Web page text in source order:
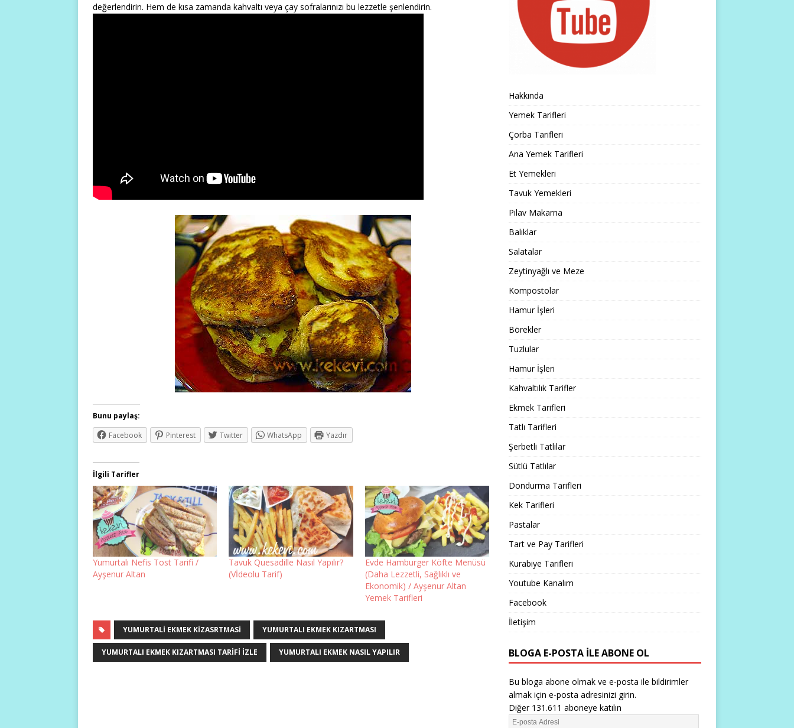
değerlendirin. Hem de kısa zamanda kahvaltı veya çay sofralarınızı bu lezzetle şenlendirin.
Bunu paylaş:
Facebook
Pinterest Twitter WhatsApp Yazdır
İlgili Tarifler
Yumurtalı Nefis Tost Tarifi /
Ayşenur Altan
Tavuk Quesadille Nasıl Yapılır?
(Vİdeolu Tarif)
Evde Hamburger Köfte Menüsü
(Daha Lezzetli, Sağlıklı ve
Ekonomik) / Ayşenur Altan
Yemek Tarifleri
YUMURTALI EKMEK KIZASRTMASI YUMURTALI EKMEK KIZARTMASI
YUMURTALI EKMEK KIZARTMASI TARIFI IZLE YUMURTALI EKMEK NASIL YAPILIR
Hakkında
Yemek Tarifleri
Çorba Tarifleri
Ana Yemek Tarifleri
Et Yemekleri
Tavuk Yemekleri
Pilav Makarna
Balıklar
Salatalar
Zeytinyağlı ve Meze
Kompostolar
Hamur İşleri
Börekler
Tuzlular
Hamur İşleri
Kahvaltılık Tarifler
Ekmek Tarifleri
Tatlı Tarifleri
Şerbetli Tatlılar
Sütlü Tatlılar
Dondurma Tarifleri
Kek Tarifleri
Pastalar
Tart ve Pay Tarifleri
Kurabiye Tarifleri
Youtube Kanalım
Facebook
İletişim
BLOGA E-POSTA ILE ABONE OL
Bu bloga abone olmak ve e-posta ile bildirimler
almak için e-posta adresinizi girin.
Diğer 131.611 aboneye katılın